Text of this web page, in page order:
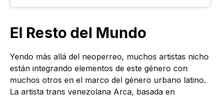
El Resto del Mundo
Yendo más allá del neoperreo, muchos artistas nicho
están integrando elementos de este género con
muchos otros en el marco del género urbano latino.
La artista trans venezolana Arca, basada en